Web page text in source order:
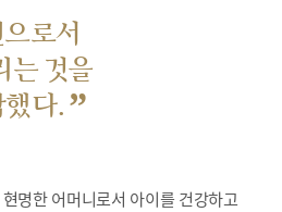
로서
는 것을
다. ”
명한 어머니로서 아이를 건강하고